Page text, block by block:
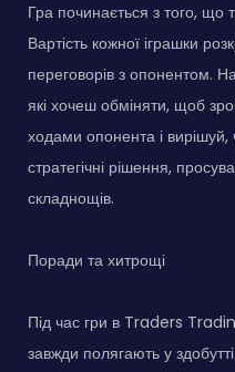
Гра починається з того, що
Вартість кожної іграшки
переговорів з опонентом.
які хочеш обміняти, щоб
ходами опонента і
стратегічні рішення,
складнощів.
Поради та хитрощі
Під час гри в Traders
завжди полягають у